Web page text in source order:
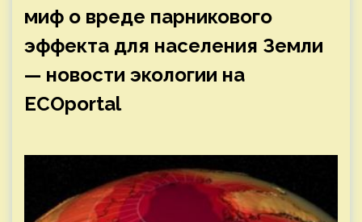
миф о вреде парникового
эффекта для населения Земли
— новости экологии на
ECOportal